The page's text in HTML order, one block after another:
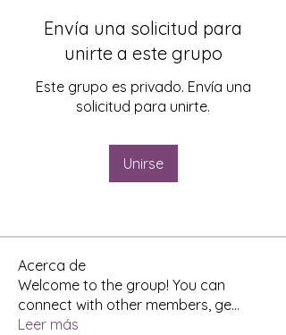
Envía una solicitud para
unirte a este grupo
Este grupo es privado. Envía una
solicitud para unirte.
Unirse
Acerca de
Welcome to the group! You can
connect with other members, ge...
Leer más